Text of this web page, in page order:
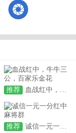
推荐 血战红中，牛牛三公，百家乐金花
推荐 诚信一元一分红中麻将群